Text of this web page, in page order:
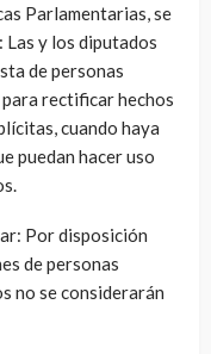
Parlamentarias, se
y los diputados
de personas
rectificar hechos
cuando haya
puedan hacer uso
Por disposición
de personas
no se considerarán